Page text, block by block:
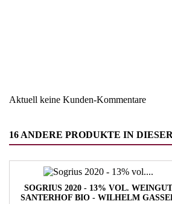
Aktuell keine Kunden-Kommentare
16 ANDERE PRODUKTE IN
SOGRIUS 2020 - 13% VOL. WEINGUT
SANTERHOF BIO - WILHELM